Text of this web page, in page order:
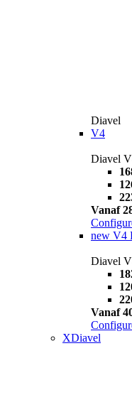
Diavel
V4
Diavel
Vanaf
new V4
Diavel
Vanaf
XDiavel